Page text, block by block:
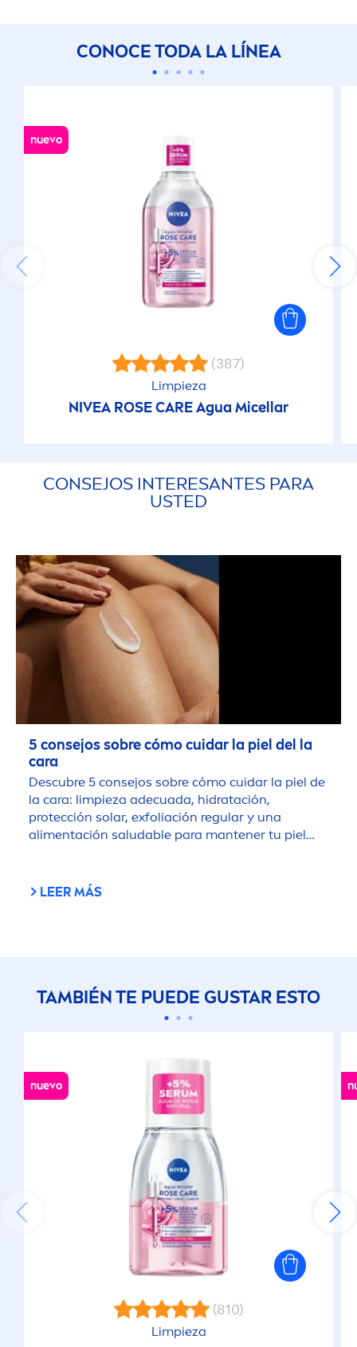
CONOCE TODA LA LÍNEA
nuevo
(387)
Limpieza
NIVEA ROSECAREAgua Micellar
CONSEJOS INTERESANTES PARA
USTED
5 consejos sobre cómo cuidar la piel del la
cara
Descubre 5 consejos sobre cómo cuidar la piel de
la cara: limpieza adecuada, hidratación,
protección solar, exfoliación regular y una
alimentación saludable para mantener tu piel
LEER MÁS
TAMBIÉN TE PUEDE GUSTAR ESTO
nuevo
(810)
Limpieza